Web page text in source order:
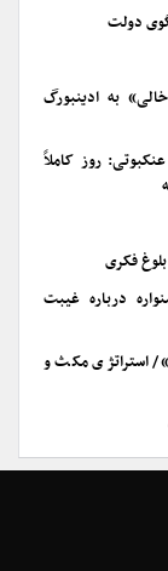
دولت
به ادینبورگ
روز کاملاً
فکری
مدیر جشنواره درباره غیبت
استراتژی مکث و